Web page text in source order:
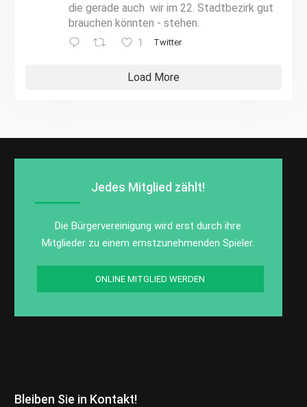
die gerade auch wir im 22. Stadtbezirk gut
brauchen könnten - stehen.
1 Twitter
Load More
Jedes Mitglied zählt!
Die Bürgervereinigung wird erst durch ihre
Mitglieder zu einem ernstzunehmenden Spieler.
ONLINE MITGLIED WERDEN
Bleiben Sie in Kontakt!